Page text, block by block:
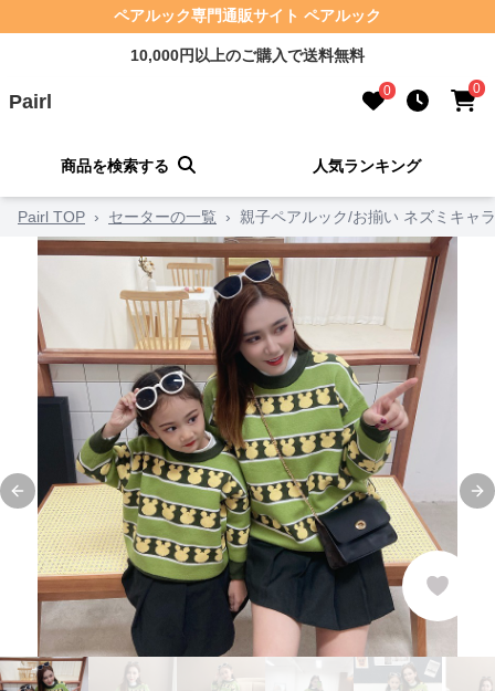
ペアルック専門通販サイト ペアルック
10,000円以上のご購入で送料無料
Pairl 0 0
商品を検索する 人気ランキング
Pairl TOP › セーターの一覧 › 親子ペアルック/お揃い ネズミキャ
Previous slide